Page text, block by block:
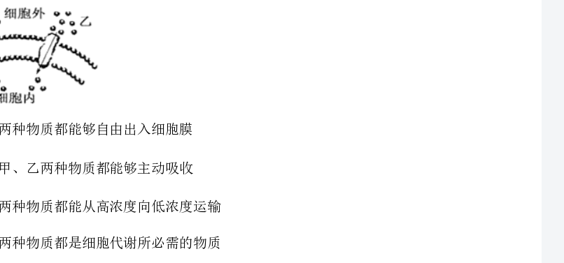
B．细胞膜能提高细胞内化学反应的速率
C．细胞膜具有控制物质进出细胞的功能
A．甲、乙两种物质都能够自由出入细胞膜
D．甲、乙两种物质都是细胞代谢所必需的物质